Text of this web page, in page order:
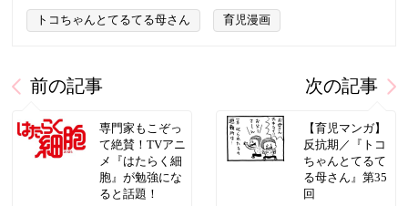
トコちゃんとてるてる母さん 育児漫画
前の記事
専門家もこぞっ
て絶賛！TVアニ
メ『はたらく細
胞』が勉強にな
ると話題！
次の記事
【育児マンガ】
反抗期／『トコ
ちゃんとてるて
る母さん』第35
回